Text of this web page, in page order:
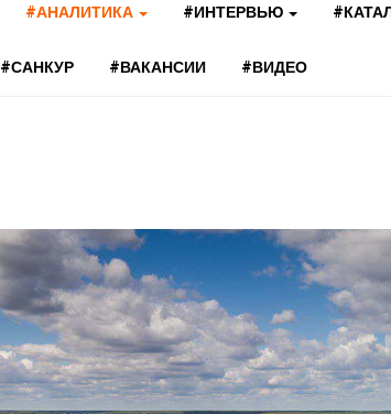
#АНАЛИТИКА #ИНТЕРВЬЮ
#САНКУР #ВАКАНСИИ #ВИДЕО